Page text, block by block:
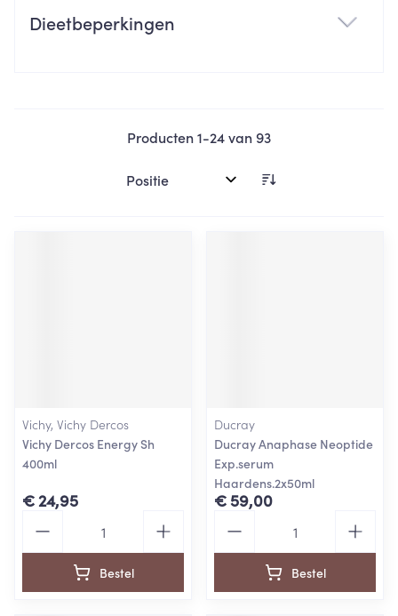
Dieetbeperkingen
Producten1-24van93
Sorteer op:
Vichy, Vichy Dercos
Vichy Dercos Energy Sh
400ml
€ 24,95
Bestel
Ducray
Ducray Anaphase Neoptide
Exp.serum
Haardens.2x50ml
€ 59,00
Bestel